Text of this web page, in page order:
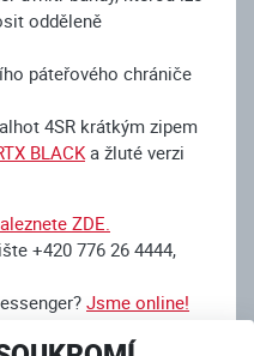
odděleně
páteřového chrániče
4SR krátkým zipem
BLACKa žluté verzi
ZDE.
+420 776 26 4444,
Jsme online!